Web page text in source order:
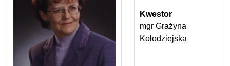
Kwestor
mgr Grażyna
Kołodziejska